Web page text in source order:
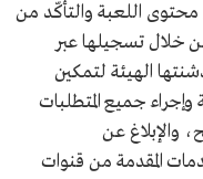
اللعبة والتأكّد من
خلال تسجيلها عبر
الهيئة لتمكين
جميع المتطلبات
والإبلاغ عن
المقدمة من قنوات